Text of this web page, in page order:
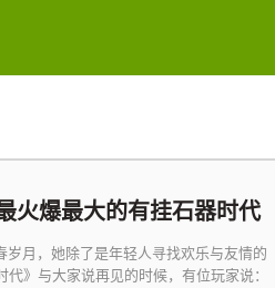
火爆最大的有挂石器时代
岁月，她除了是年轻人寻找欢乐与友情的
》与大家说再见的时候，有位玩家说：